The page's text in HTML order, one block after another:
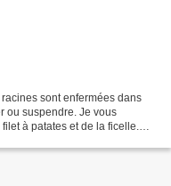
sont enfermées dans
ou suspendre. Je vous
à patates et de la ficelle.